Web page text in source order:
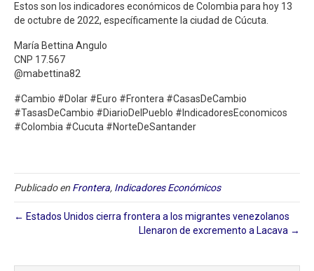
Estos son los indicadores económicos de Colombia para hoy 13
de octubre de 2022, específicamente la ciudad de Cúcuta.
María Bettina Angulo
CNP 17.567
@mabettina82
#Cambio #Dolar #Euro #Frontera #CasasDeCambio
#TasasDeCambio #DiarioDelPueblo #IndicadoresEconomicos
#Colombia #Cucuta #NorteDeSantander
Publicado en Frontera, Indicadores Económicos
← Estados Unidos cierra frontera a los migrantes venezolanos
Llenaron de excremento a Lacava →